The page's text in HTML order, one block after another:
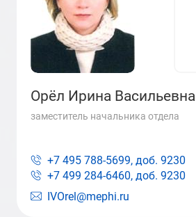
Орёл Ирина Васильевна
заместитель начальника отдела
IVOrel@mephi.ru
+7 495 788-5699, доб. 9230
+7 499 284-6460, доб. 9230